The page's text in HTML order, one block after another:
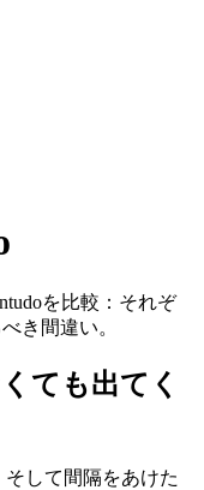
を比較：それぞ
き間違い。
ても出てく
そして間隔をあけた